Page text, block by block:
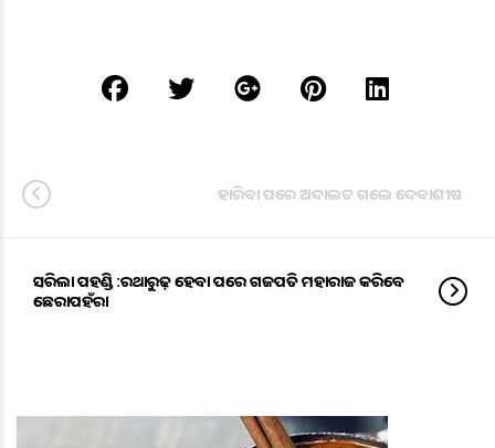
ହାରିବା ପରେ ଅଦାଲତ ଗଲେ ଦେବାଶୀଷ
ସରିଲା ପହଣ୍ଡି :ରଥାରୁଢ଼ ହେବା ପରେ ଗଜପତି ମହାରାଜ କରିବେ
ଛେରାପହଁରା